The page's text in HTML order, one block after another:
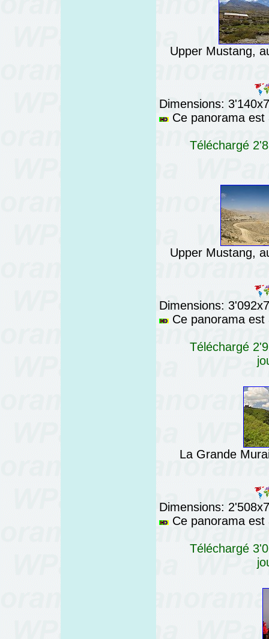
Upper Mustang,
Dimensions:
Ce panorama est
Téléchargé
Upper Mustang,
Dimensions:
Ce panorama est
Téléchargé
La Grande
Dimensions:
Ce panorama est
Téléchargé